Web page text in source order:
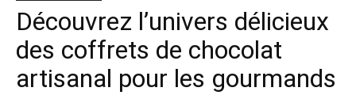
Découvrez l’univers délicieux
des coffrets de chocolat
artisanal pour les gourmands